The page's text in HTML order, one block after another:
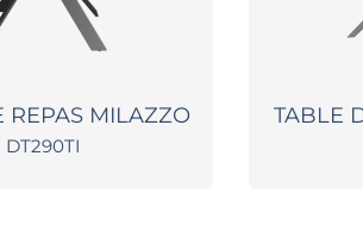
REPAS MILAZZO
DT290TI
TABLE